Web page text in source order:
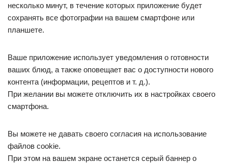
несколько минут, в течение которых приложение будет
сохранять все фотографии на вашем смартфоне или
планшете.
Ваше приложение использует уведомления о готовности
ваших блюд, а также оповещает вас о доступности нового
контента (информации, рецептов и т. д.).
При желании вы можете отключить их в настройках своего
смартфона.
Вы можете не давать своего согласия на использование
файлов cookie.
При этом на вашем экране останется серый баннер о